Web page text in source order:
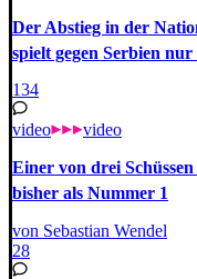
Der Abstieg in der
spielt gegen Serbien nur
134
video video
Einer von drei
bisher als Nummer 1
von Sebastian Wendel
28